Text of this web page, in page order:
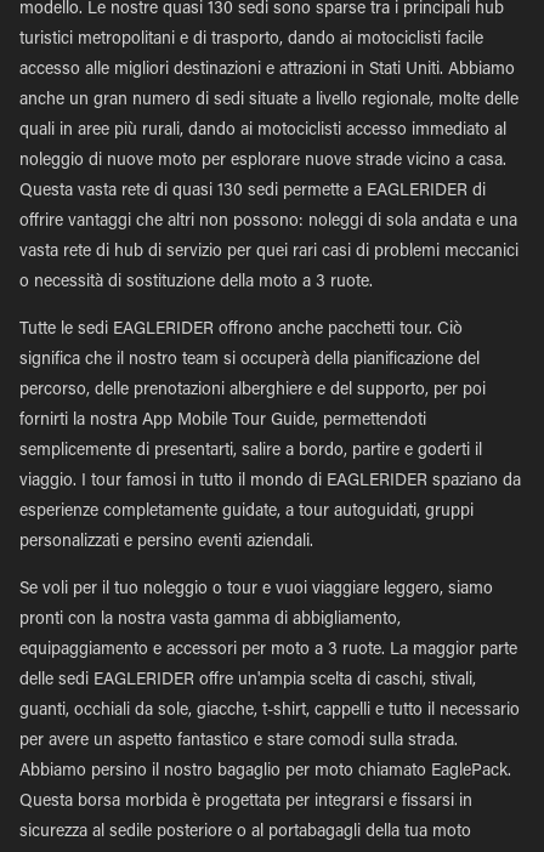
modello. Le nostre quasi 130 sedi sono sparse tra i principali hub
turistici metropolitani e di trasporto, dando ai motociclisti facile
accesso alle migliori destinazioni e attrazioni in Stati Uniti. Abbiamo
anche un gran numero di sedi situate a livello regionale, molte delle
quali in aree più rurali, dando ai motociclisti accesso immediato al
noleggio di nuove moto per esplorare nuove strade vicino a casa.
Questa vasta rete di quasi 130 sedi permette a EAGLERIDER di
offrire vantaggi che altri non possono: noleggi di sola andata e una
vasta rete di hub di servizio per quei rari casi di problemi meccanici
o necessità di sostituzione della moto a 3 ruote.
Tutte le sedi EAGLERIDER offrono anche pacchetti tour. Ciò
significa che il nostro team si occuperà della pianificazione del
percorso, delle prenotazioni alberghiere e del supporto, per poi
fornirti la nostra App Mobile Tour Guide, permettendoti
semplicemente di presentarti, salire a bordo, partire e goderti il
viaggio. I tour famosi in tutto il mondo di EAGLERIDER spaziano da
esperienze completamente guidate, a tour autoguidati, gruppi
personalizzati e persino eventi aziendali.
Se voli per il tuo noleggio o tour e vuoi viaggiare leggero, siamo
pronti con la nostra vasta gamma di abbigliamento,
equipaggiamento e accessori per moto a 3 ruote. La maggior parte
delle sedi EAGLERIDER offre un'ampia scelta di caschi, stivali,
guanti, occhiali da sole, giacche, t-shirt, cappelli e tutto il necessario
per avere un aspetto fantastico e stare comodi sulla strada.
Abbiamo persino il nostro bagaglio per moto chiamato EaglePack.
Questa borsa morbida è progettata per integrarsi e fissarsi in
sicurezza al sedile posteriore o al portabagagli della tua moto